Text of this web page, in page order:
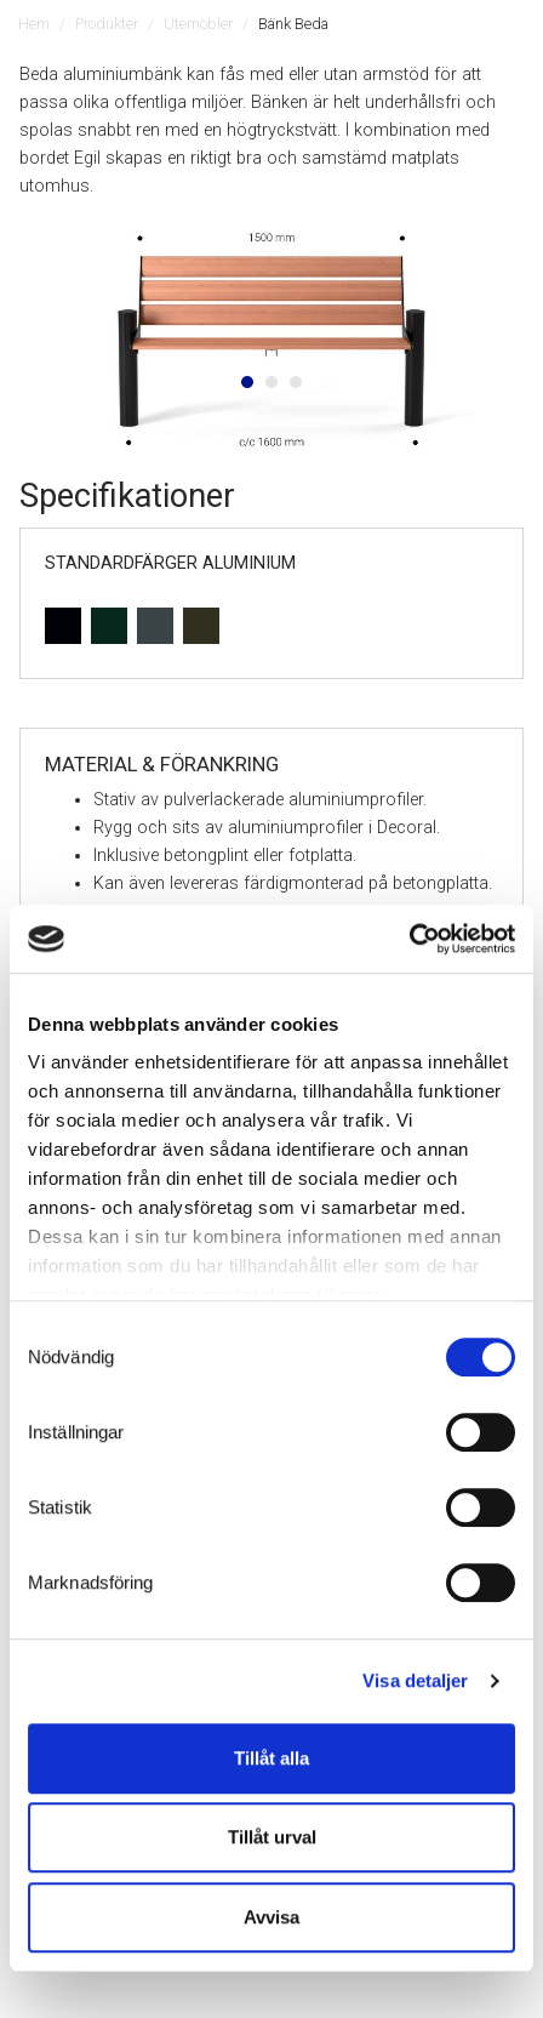
Denna webbplats använder cookies
Vi använder enhetsidentifierare för att anpassa innehållet
och annonserna till användarna, tillhandahålla funktioner
för sociala medier och analysera vår trafik. Vi
vidarebefordrar även sådana identifierare och annan
information från din enhet till de sociala medier och
annons- och analysföretag som vi samarbetar med.
Dessa kan i sin tur kombinera informationen med annan
information som du har tillhandahållit eller som de har
Nödvändig
Inställningar
Statistik
Marknadsföring
Visa detaljer
Tillåt alla
Tillåt urval
Avvisa
Hem Produkter Utemöbler Bänk Beda
Beda aluminiumbänk kan fås med eller utan armstöd för att
passa olika offentliga miljöer. Bänken är helt underhållsfri och
spolas snabbt ren med en högtryckstvätt. I kombination med
bordet Egil skapas en riktigt bra och samstämd matplats
utomhus.
Specifikationer
STANDARDFÄRGER ALUMINIUM
MATERIAL & FÖRANKRING
Stativ av pulverlackerade aluminiumprofiler.
Rygg och sits av aluminiumprofiler i Decoral.
Inklusive betongplint eller fotplatta.
Kan även levereras färdigmonterad på betongplatta.
Tillval
Armstöd
tryggare känsla och underlätta uppresandet. Armstöden tillverkas
av samma material som stativet och levereras färdigmonterade
Galleri